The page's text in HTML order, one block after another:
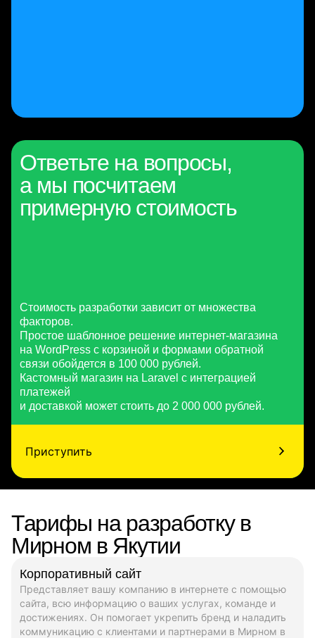
Ответьте на вопросы,
а мы посчитаем
примерную стоимость
Стоимость разработки зависит от множества
факторов.
Простое шаблонное решение интернет-магазина
на WordPress с корзиной и формами обратной
связи обойдется в 100 000 рублей.
Кастомный магазин на Laravel с интеграцией
платежей
и доставкой может стоить до 2 000 000 рублей.
Приступить
Тарифы на разработку в
Мирном в Якутии
Корпоративный сайт
Представляет вашу компанию в интернете с помощью
сайта, всю информацию о ваших услугах, команде и
достижениях. Он помогает укрепить бренд и наладить
коммуникацию с клиентами и партнерами в Мирном в